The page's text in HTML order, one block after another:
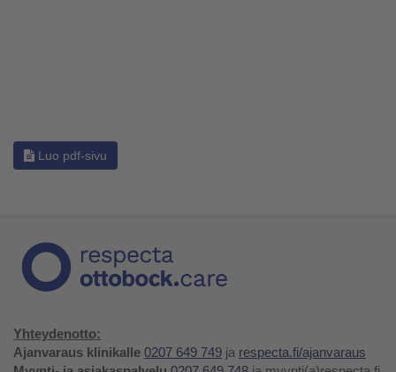
Luo pdf-sivu
Yhteydenotto:
Ajanvaraus klinikalle 0207 649 749 ja respecta.fi/ajanvaraus